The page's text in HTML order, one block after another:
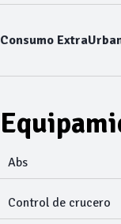
Consumo
Abs
Control de crucero